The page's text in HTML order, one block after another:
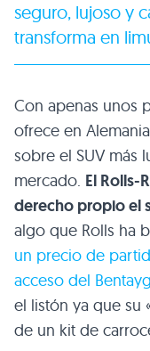
seguro, lujoso y
transforma en
Con apenas unos
ofrece en
sobre el SUV más
mercado. El Rolls-
derecho propio el
algo que Rolls ha
un precio de
acceso del
el listón ya que su
de un kit de